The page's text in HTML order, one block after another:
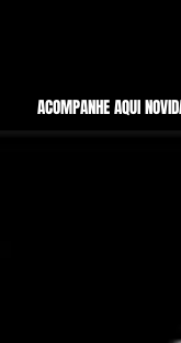
ACOMPANHE AQUI